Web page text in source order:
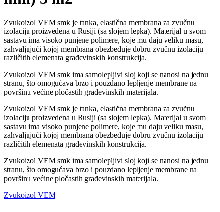
Zvukoizol VEM smk je tanka, elastična membrana za zvučnu
izolaciju proizvedena u Rusiji (sa slojem lepka). Materijal u svom
sastavu ima visoko punjene polimere, koje mu daju veliku masu,
zahvaljujući kojoj membrana obezbeđuje dobru zvučnu izolaciju
različitih elemenata građevinskih konstrukcija.
Zvukoizol VEM smk ima samolepljivi sloj koji se nanosi na jednu
stranu, što omogućava brzo i pouzdano lepljenje membrane na
površinu većine pločastih građevinskih materijala.
Zvukoizol VEM smk je tanka, elastična membrana za zvučnu
izolaciju proizvedena u Rusiji (sa slojem lepka). Materijal u svom
sastavu ima visoko punjene polimere, koje mu daju veliku masu,
zahvaljujući kojoj membrana obezbeđuje dobru zvučnu izolaciju
različitih elemenata građevinskih konstrukcija.
Zvukoizol VEM smk ima samolepljivi sloj koji se nanosi na jednu
stranu, što omogućava brzo i pouzdano lepljenje membrane na
površinu većine pločastih građevinskih materijala.
Zvukoizol VEM